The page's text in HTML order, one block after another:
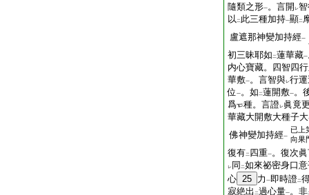
隨類之形一。言開 レ
以 二 此三種加持一顯二
盧遮那神變加持經一
初三昧耶如 二蓮華藏一
内心寶藏。四智四
華敷一。言智與レ行
位 一。如 二蓮開敷一。
爲
種。言證レ眞竟
華藏大開敷大種子大
佛神變加持經一
已上
向果
復有二 四重一。復次
レ 同 二如來祕密身口
心 25 力 一即時證二
寂絶出 二過心量一。非